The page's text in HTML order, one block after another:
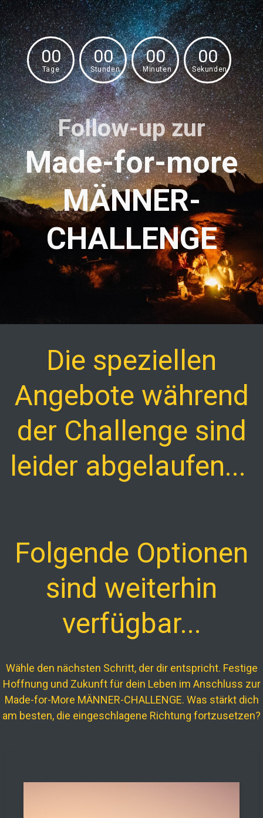
00
Tage
00
Stunden
00
Minuten
00
Sekunden
Follow-up zur
Made-for-more
MÄNNER-
CHALLENGE
Die speziellen
Angebote während
der Challenge sind
leider abgelaufen...
Folgende Optionen
sind weiterhin
verfügbar...
Wähle den nächsten Schritt, der dir entspricht. Festige
Hoffnung und Zukunft für dein Leben im Anschluss zur
Made-for-More MÄNNER-CHALLENGE. Was stärkt dich
am besten, die eingeschlagene Richtung fortzusetzen?